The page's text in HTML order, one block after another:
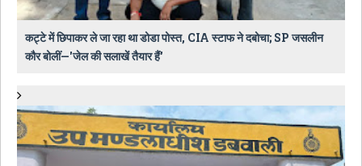
कट्टे में छिपाकर ले जा रहा था डोडा पोस्त, CIA स्टाफ ने दबोचा; SP जसलीन
कौर बोलीं—'जेल की सलाखें तैयार हैं'